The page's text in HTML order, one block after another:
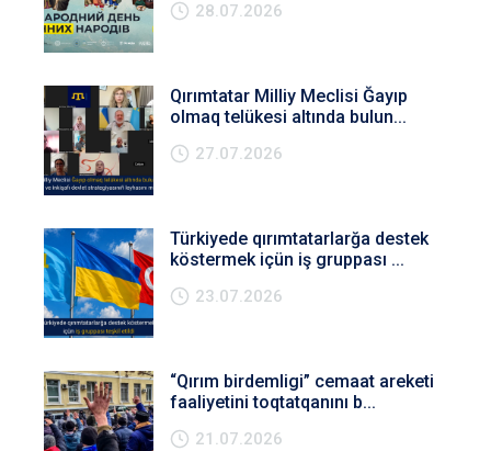
28.07.2026
Qırımtatar Milliy Meclisi Ğayıp
olmaq telükesi altında bulun...
27.07.2026
Türkiyede qırımtatarlarğa destek
köstermek içün iş gruppası ...
23.07.2026
“Qırım birdemligi” cemaat areketi
faaliyetini toqtatqanını b...
21.07.2026